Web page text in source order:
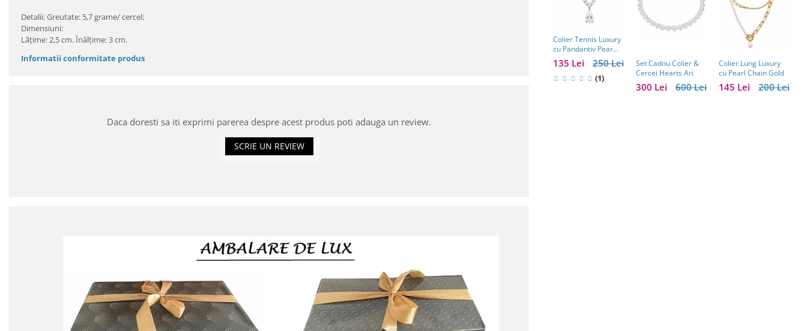
Detalii: Greutate: 5,7 grame/ cercel;
Dimensiuni:
Lăţime: 2,5 cm. Înălţime: 3 cm.
Informatii conformitate produs
Daca doresti sa iti exprimi parerea despre acest produs poti adauga un review.
SCRIE UN REVIEW
Colier Tennis Luxury
cu Pandantiv Pear
Cut – Eleganță
Atemporală 250 Lei
135 Lei
(1)
Set Cadou Colier &
Cercei Hearts Ari
600 Lei
300 Lei
Colier Lung Luxury
cu Pearl Chain Gold
200 Lei
145 Lei